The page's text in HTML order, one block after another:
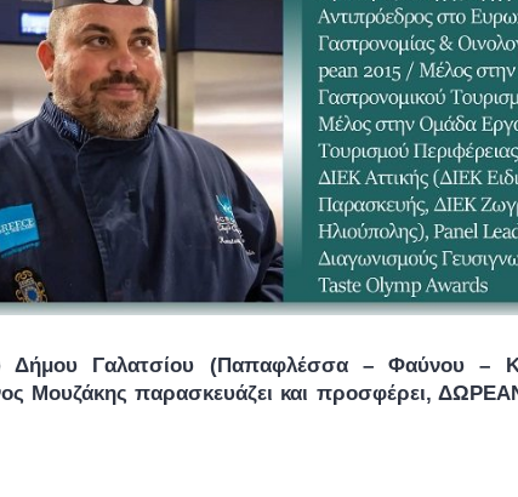
Δήμου Γαλατσίου (Παπαφλέσσα – Φαύνου
Μουζάκης παρασκευάζει και προσφέρει, ΔΩΡΕΑΝ,